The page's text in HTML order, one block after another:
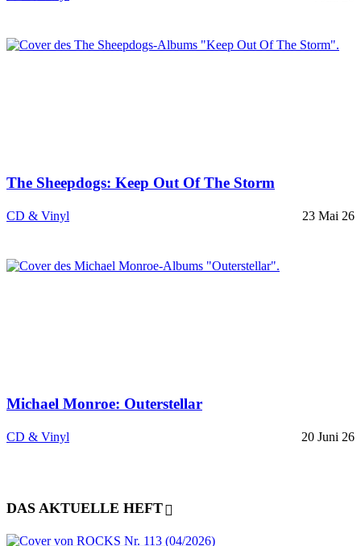
The Sheepdogs: Keep Out Of The Storm
CD & Vinyl 23 Mai 26
Michael Monroe: Outerstellar
CD & Vinyl 20 Juni 26
DAS AKTUELLE HEFT